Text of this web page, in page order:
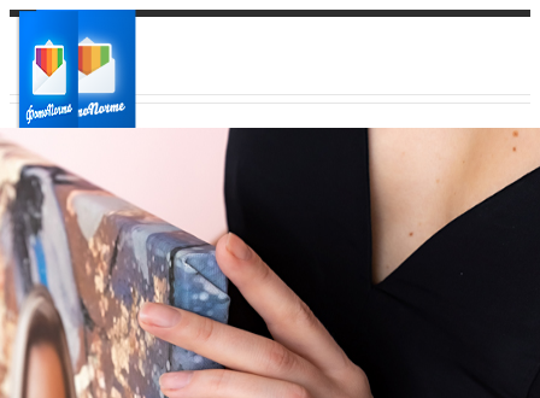
Ваш город:
Ваш регион доставки
Выберите из списка: